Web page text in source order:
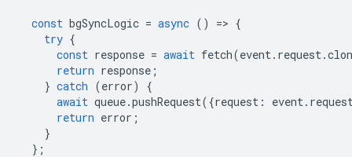
const bgSyncLogic = async () => {
try {
const response = await fetch(event. request.
return response ;
} catch (error)
{
await queue.pushRequest({request : event.
return error ;
}
};